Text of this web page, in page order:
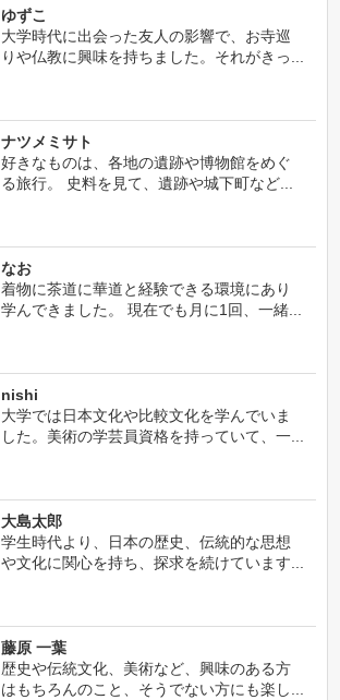
ゆずこ
大学時代に出会った友人の影響で、お寺巡
りや仏教に興味を持ちました。それがきっ...
ナツメミサト
好きなものは、各地の遺跡や博物館をめぐ
る旅行。 史料を見て、遺跡や城下町など...
なお
着物に茶道に華道と経験できる環境にあり
学んできました。 現在でも月に1回、一緒...
nishi
大学では日本文化や比較文化を学んでいま
した。美術の学芸員資格を持っていて、一...
大島太郎
学生時代より、日本の歴史、伝統的な思想
や文化に関心を持ち、探求を続けています...
藤原 一葉
歴史や伝統文化、美術など、興味のある方
はもちろんのこと、そうでない方にも楽し...